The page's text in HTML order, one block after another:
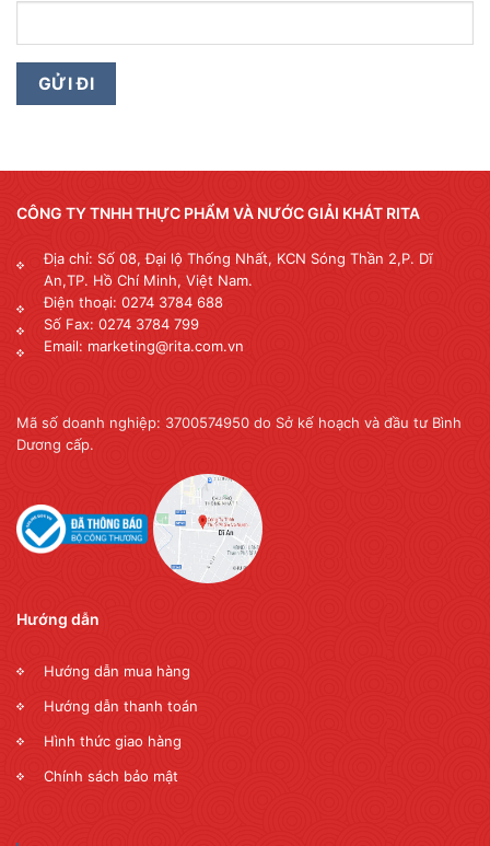
CÔNG TY TNHH THỰC PHẨM VÀ NƯỚC GIẢI KHÁT RITA
Địa chỉ: Số 08, Đại lộ Thống Nhất, KCN Sóng Thần 2,P. Dĩ
An,TP. Hồ Chí Minh, Việt Nam.
Điện thoại: 0274 3784 688
Số Fax: 0274 3784 799
Email: marketing@rita.com.vn
Mã số doanh nghiệp: 3700574950 do Sở kế hoạch và đầu tư Bình
Dương cấp.
Hướng dẫn
Hướng dẫn mua hàng
Hướng dẫn thanh toán
Hình thức giao hàng
Chính sách bảo mật